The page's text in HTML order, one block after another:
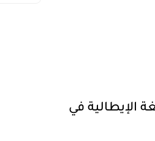
الإيطالية في